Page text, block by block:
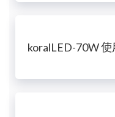
koralLED-70W